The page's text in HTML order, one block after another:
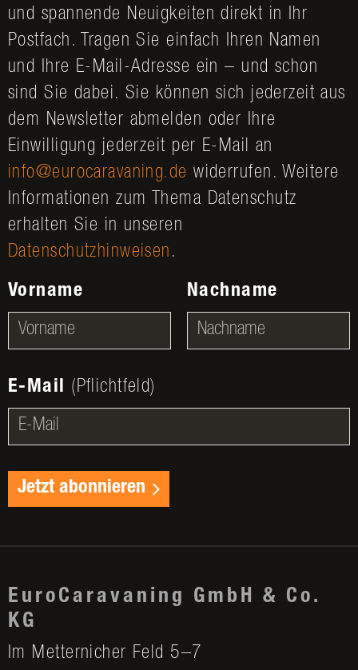
und spannende Neuigkeiten direkt in Ihr
Postfach. Tragen Sie einfach Ihren Namen
und Ihre E-Mail-Adresse ein – und schon
sind Sie dabei. Sie können sich jederzeit aus
dem Newsletter abmelden oder Ihre
Einwilligung jederzeit per E-Mail an
info@eurocaravaning.de widerrufen. Weitere
Informationen zum Thema Datenschutz
erhalten Sie in unseren
Datenschutzhinweisen .
Vorname Nachname
E-Mail (Pflichtfeld)
Jetzt abonnieren
EuroCaravaning GmbH & Co.
KG
Im Metternicher Feld 5–7